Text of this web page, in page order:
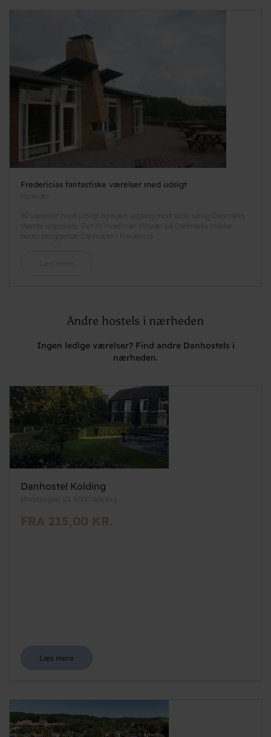
Fredericias fantastiske værelser med udsigt
30 værelser med udsigt og egen udgang mod skov, sø og Danmarks
største legeplads. Det er, hvad man tilbyder på Danmarks måske
bedst beliggende Danhostel i Fredericia.
Andre hostels i nærheden
Ingen ledige værelser? Find andre Danhostels i
nærheden.
Danhostel Kolding
Ørnsborgvej 10, 6000 Kolding
FRA 215,00 KR.
Læs mere